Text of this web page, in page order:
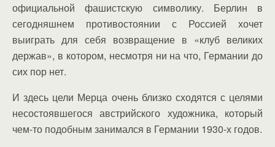
официальной фашистскую символику. Берлин в
сегодняшнем противостоянии с Россией хочет
выиграть для себя возвращение в «клуб великих
держав», в котором, несмотря ни на что, Германии до
сих пор нет.
И здесь цели Мерца очень близко сходятся с целями
несостоявшегося австрийского художника, который
чем-то подобным занимался в Германии 1930-х годов.